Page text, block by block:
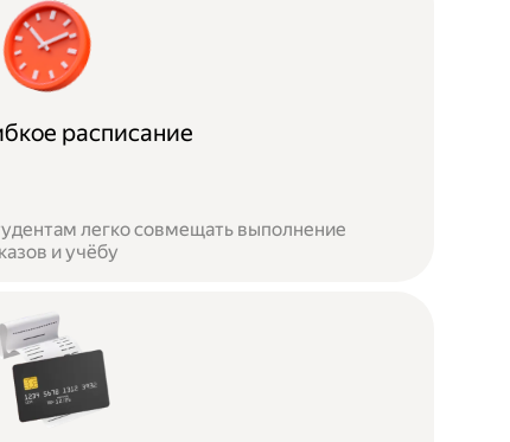
расписание
легко совмещать выполнение
и учёбу